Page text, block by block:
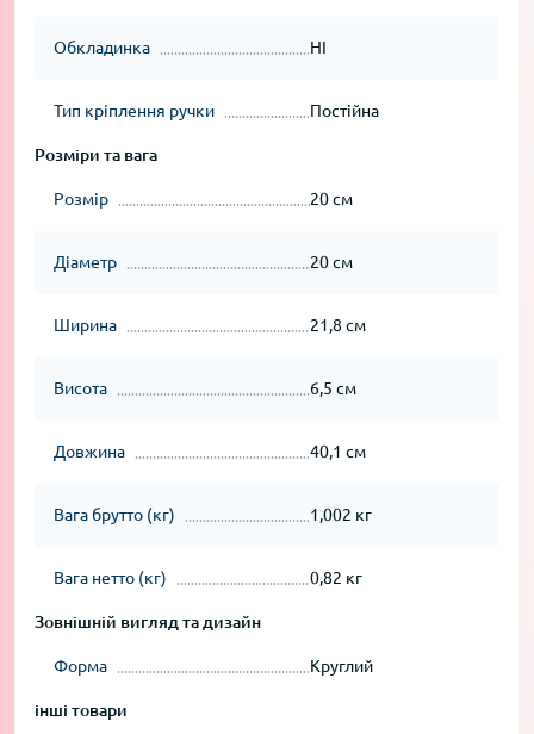
Обкладинка НІ
Тип кріплення ручки Постійна
Розміри та вага
Розмір 20 см
Діаметр 20 см
Ширина 21,8 см
Висота 6,5 см
Довжина 40,1 см
Вага брутто (кг) 1,002 кг
Вага нетто (кг) 0,82 кг
Зовнішній вигляд та дизайн
Форма Круглий
інші товари